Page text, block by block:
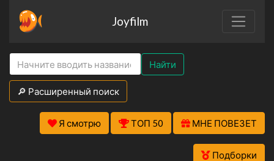
Joyfilm
Найти
🔎 Расширенный поиск
Я смотрю ТОП 50 МНЕ ПОВЕЗЕТ
Подборки